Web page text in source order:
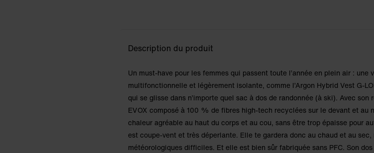
Description du produit
Un must-have pour les femmes qui passent toute l’année en plein air : une
multifonctionnelle et légèrement isolante, comme l’Argon Hybrid Vest G-
qui se glisse dans n’importe quel sac à dos de randonnée (à ski). Avec son
EVOX composé à 100 % de fibres high-tech recyclées sur le devant et au
chaleur agréable au haut du corps et au cou, sans être trop épaisse pour
est coupe-vent et très déperlante. Elle te gardera donc au chaud et au
météorologiques difficiles. Et elle est bien sûr fabriquée sans PFC. Son